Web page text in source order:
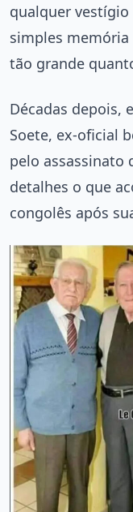
qualquer vestígio
simples
tão grande
Décadas depois,
Soete, ex-oficial
pelo assassinato
detalhes o que
congolês após